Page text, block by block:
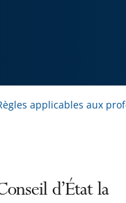
applicables aux
d’État la